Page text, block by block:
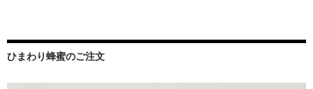
ひまわり蜂蜜のご注文